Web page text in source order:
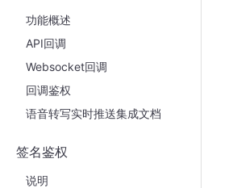
功能概述
API回调
Websocket回调
回调鉴权
语音转写实时推送集成文档
签名鉴权
说明